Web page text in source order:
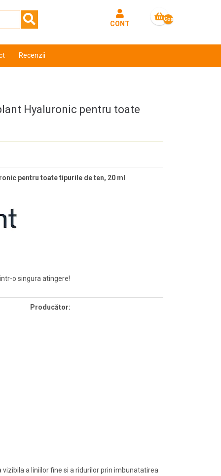
CONT
Coş
Recenzii
Hyaluronic pentru toate
pentru toate tipurile de ten, 20 ml
o singura atingere!
Producător:
a liniilor fine si a ridurilor prin imbunatatirea